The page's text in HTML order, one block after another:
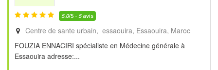
5.0/5 - 5avis
Centre de sante urbain, essaouira Essaouira Maroc
FOUZIA ENNACIRI spécialiste en Médecine générale à
Essaouira adresse:...